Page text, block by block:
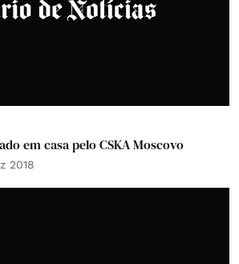
em casa pelo CSKA Moscovo
2018